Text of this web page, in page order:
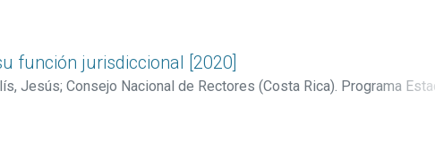
función jurisdiccional [2020]
Jesús; Consejo Nacional de Rectores (Costa Rica). Programa